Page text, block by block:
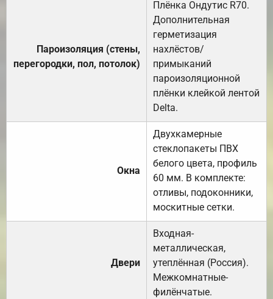
Пароизоляция (стены,
перегородки, пол, потолок)
Плёнка Ондутис R70.
Дополнительная
герметизация
нахлёстов/
примыканий
пароизоляционной
плёнки клейкой лентой
Delta.
Окна
Двухкамерные
стеклопакеты ПВХ
белого цвета, профиль
60 мм. В комплекте:
отливы, подоконники,
москитные сетки.
Двери
Входная-
металлическая,
утеплённая (Россия).
Межкомнатные-
филёнчатые.